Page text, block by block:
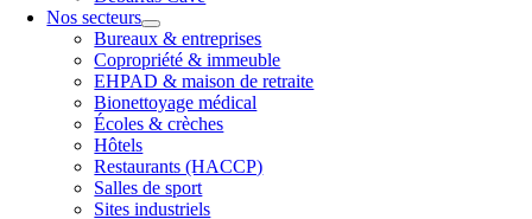
Nos secteurs
Bureaux & entreprises
Copropriété & immeuble
EHPAD & maison de retraite
Bionettoyage médical
Écoles & crèches
Hôtels
Restaurants (HACCP)
Salles de sport
Sites industriels